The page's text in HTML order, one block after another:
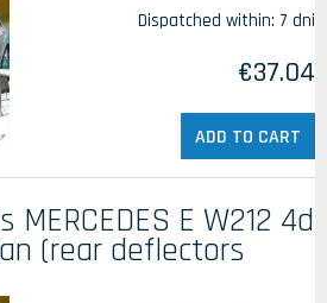
Dispatched within: 7 dni
€37.04
ADD TO CART
E W212 4d
(rear deflectors